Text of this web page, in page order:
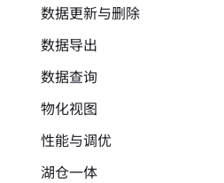
数据更新与删除
数据导出
数据查询
物化视图
性能与调优
湖仓一体